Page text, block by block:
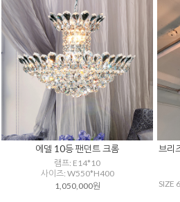
에델 10등 팬던트 크롬
램프: E14*10
사이즈: W550*H400
1,050,000원
브리
SIZE